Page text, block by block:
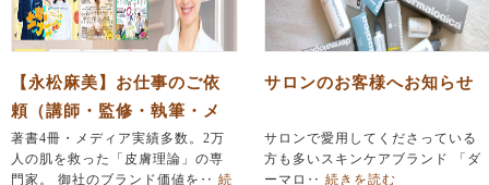
【永松麻美】お仕事のご依
頼（講師・監修・執筆・メ
ディア出演）
著書4冊・メディア実績多数。2万
人の肌を救った「皮膚理論」の専
門家。 御社のブランド価値を‥ 続
サロンのお客様へお知らせ
サロンで愛用してくださっている
方も多いスキンケアブランド 「ダ
ーマロ‥ 続きを読む